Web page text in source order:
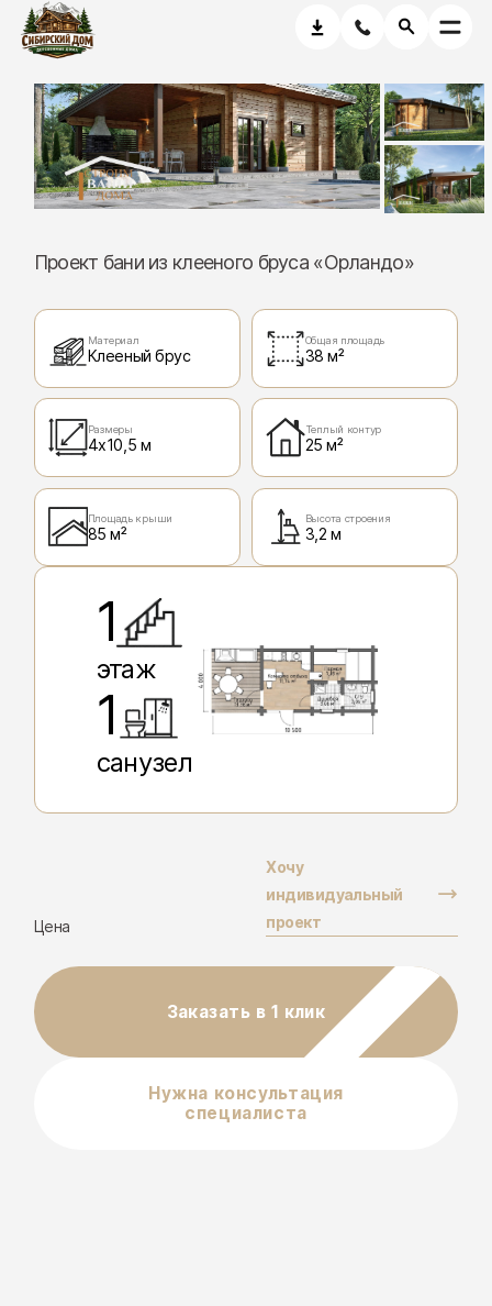
Проект бани из клееного бруса «Орландо»
Материал
Клееный брус
Общая площадь
38 м²
Размеры
4х10,5 м
Теплый контур
25 м²
Площадь крыши
85 м²
Высота строения
3,2 м
1
этаж
1
санузел
Цена
Хочу
индивидуальный
проект
Заказать в 1 клик
Нужна консультация
специалиста